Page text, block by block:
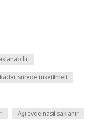
sürede tüketilmeli
Aşı evde nasıl saklanır